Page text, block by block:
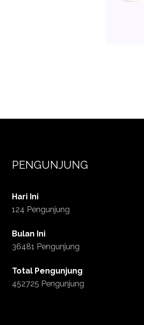
PENGUNJUNG
Hari Ini
124 Pengunjung
Bulan Ini
36481 Pengunjung
Total Pengunjung
452725 Pengunjung